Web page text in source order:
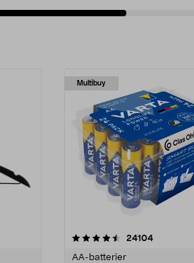
Multibuy
24104
AA-batterier
4.5av 5 stjerner